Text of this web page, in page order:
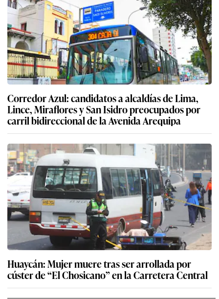
Corredor Azul: candidatos a alcaldías de Lima,
Lince, Miraflores y San Isidro preocupados por
carril bidireccional de la Avenida Arequipa
Huaycán: Mujer muere tras ser arrollada por
cúster de “El Chosicano” en la Carretera Central